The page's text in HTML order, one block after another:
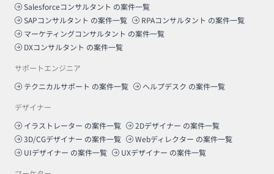
Salesforceコンサルタント の案件一覧
SAPコンサルタント の案件一覧 RPAコンサルタント の案件一覧
マーケティングコンサルタント の案件一覧
DXコンサルタント の案件一覧
サポートエンジニア
テクニカルサポート の案件一覧 ヘルプデスク の案件一覧
デザイナー
イラストレーター の案件一覧 2Dデザイナー の案件一覧
3D/CGデザイナー の案件一覧 Webディレクター の案件一覧
UIデザイナー の案件一覧 UXデザイナー の案件一覧